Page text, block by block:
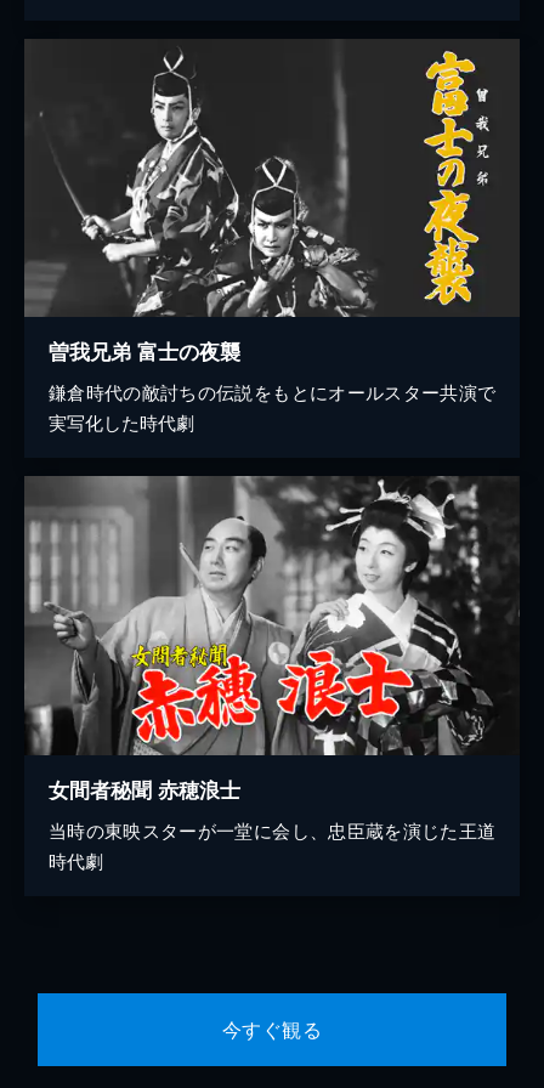
曽我兄弟 富士の夜襲
鎌倉時代の敵討ちの伝説をもとにオールスター共演で
実写化した時代劇
女間者秘聞 赤穂浪士
当時の東映スターが一堂に会し、忠臣蔵を演じた王道
時代劇
今すぐ観る